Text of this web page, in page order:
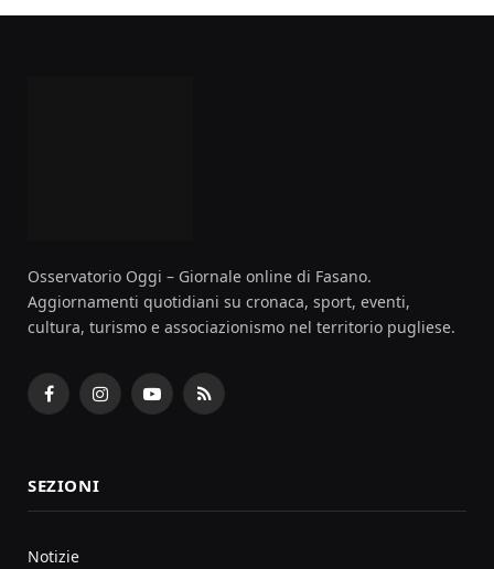
Osservatorio Oggi – Giornale online di Fasano.
Aggiornamenti quotidiani su cronaca, sport, eventi,
cultura, turismo e associazionismo nel territorio pugliese.
FacebookInstagramYouTubeRSS
SEZIONI
Notizie